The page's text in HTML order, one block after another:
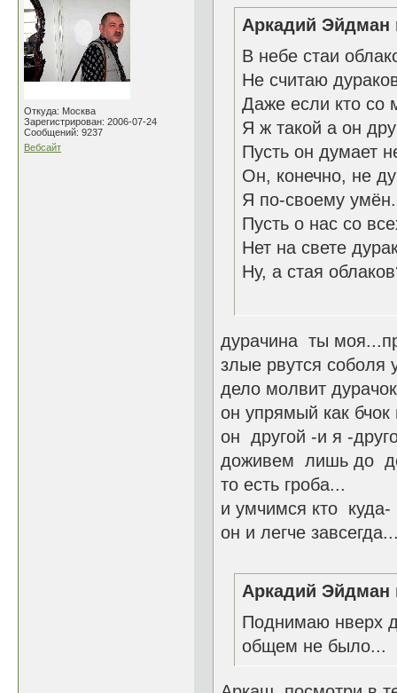
Откуда: Москва
Зарегистрирован: 2006-07-24
Сообщений: 9237
Вебсайт
Аркадий Эйдман
В небе стаи
Не считаю
Даже если кто со
Я ж такой а он
Пусть он думает
Он, конечно, не
Я по-своему
Пусть о нас со
Нет на свете
Ну, а стая
дурачина ты
злые рвутся
дело молвит
он упрямый как
он другой -и я -
доживем лишь до
то есть гроба...
и умчимся кто куда-
он и легче
Аркадий Эйдман
Поднимаю нверх
общем не было...